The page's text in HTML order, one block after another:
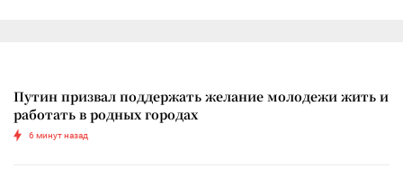
Путин призвал поддержать желание молодежи жить и
работать в родных городах
6 минут назад